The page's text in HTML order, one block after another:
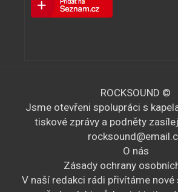
ROCKSOUND ©
Jsme otevřeni spolupráci s
tiskové zprávy a podněty
O nás
Zásady ochrany
V naší redakci rádi přivítáme nové